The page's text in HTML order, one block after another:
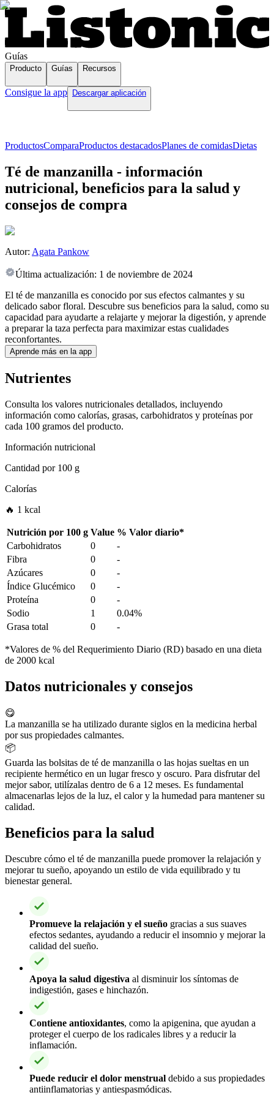
Guías
Producto Guías Recursos
Consigue la app Descargar aplicación
ProductosComparaProductos destacadosPlanes de comidasDietas
Té de manzanilla - información
nutricional, beneficios para la salud y
consejos de compra
Autor: Agata Pankow
Última actualización: 1 de noviembre de 2024
El té de manzanilla es conocido por sus efectos calmantes y su
delicado sabor floral. Descubre sus beneficios para la salud, como su
capacidad para ayudarte a relajarte y mejorar la digestión, y aprende
a preparar la taza perfecta para maximizar estas cualidades
reconfortantes.
Aprende más en la app
Nutrientes
Consulta los valores nutricionales detallados, incluyendo
información como calorías, grasas, carbohidratos y proteínas por
cada 100 gramos del producto.
Información nutricional
Cantidad por100 g
Calorías
🔥 1 kcal
Nutrición por 100 g Value % Valor diario*
Carbohidratos
0
-
Fibra
0
-
Azúcares
0
-
Índice Glucémico
0
-
Proteína
0
-
Sodio
1
0.04%
Grasa total
0 -
*Valores de % del Requerimiento Diario (RD) basado en una dieta
de 2000 kcal
Datos nutricionales y consejos
😋
La manzanilla se ha utilizado durante siglos en la medicina herbal
por sus propiedades calmantes.
📦
Guarda las bolsitas de té de manzanilla o las hojas sueltas en un
recipiente hermético en un lugar fresco y oscuro. Para disfrutar del
mejor sabor, utilízalas dentro de 6 a 12 meses. Es fundamental
almacenarlas lejos de la luz, el calor y la humedad para mantener su
calidad.
Beneficios para la salud
Descubre cómo el té de manzanilla puede promover la relajación y
mejorar tu sueño, apoyando un estilo de vida equilibrado y tu
bienestar general.
Promueve la relajación y el sueño gracias a sus suaves
efectos sedantes, ayudando a reducir el insomnio y mejorar la
calidad del sueño.
Apoya la salud digestiva al disminuir los síntomas de
indigestión, gases e hinchazón.
Contiene antioxidantes, como la apigenina, que ayudan a
proteger el cuerpo de los radicales libres y a reducir la
inflamación.
Puede reducir el dolor menstrual debido a sus propiedades
antiinflamatorias y antiespasmódicas.